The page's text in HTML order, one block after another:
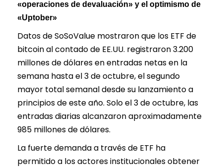
«operaciones de devaluación» y el optimismo de
«Uptober»
Datos de SoSoValue mostraron que los ETF de
bitcoin al contado de EE.UU. registraron 3.200
millones de dólares en entradas netas en la
semana hasta el 3 de octubre, el segundo
mayor total semanal desde su lanzamiento a
principios de este año. Solo el 3 de octubre, las
entradas diarias alcanzaron aproximadamente
985 millones de dólares.
La fuerte demanda a través de ETF ha
permitido a los actores institucionales obtener